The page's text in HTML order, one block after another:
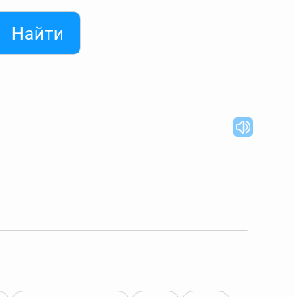
и покажет их во всплывающем меню.
а несколько неизвестных букв —
поэт" и нажать "Найти", выведутся
19 века". Пишем в Reword первым
и не только.
ненужные словари.
Найти